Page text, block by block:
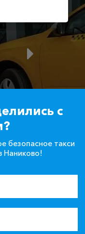
с
безопасное такси
Наниково!